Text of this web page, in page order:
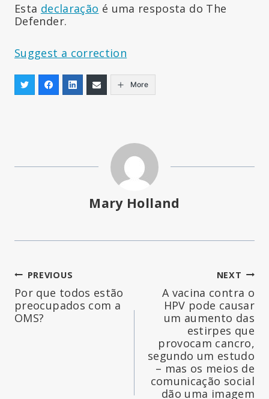
Esta declaração é uma resposta do The
Defender.
Suggest a correction
More
Mary Holland
Navegação
de
PREVIOUS
Por que todos estão
preocupados com a
OMS?
NEXT
A vacina contra o
HPV pode causar
um aumento das
estirpes que
provocam cancro,
segundo um estudo
– mas os meios de
comunicação social
dão uma imagem